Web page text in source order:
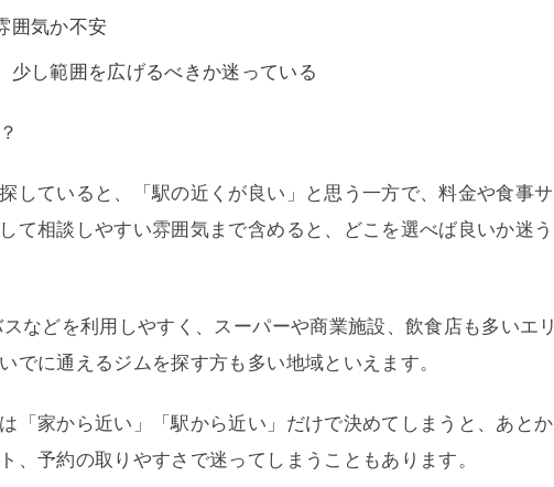
囲気か不安
少し範囲を広げるべきか迷っている
していると、「駅の近くが良い」と思う一方で、料金や食事サ
て相談しやすい雰囲気まで含めると、どこを選べば良いか迷う
などを利用しやすく、スーパーや商業施設、飲食店も多いエリ
でに通えるジムを探す方も多い地域といえます。
「家から近い」「駅から近い」だけで決めてしまうと、あとか
、予約の取りやすさで迷ってしまうこともあります。